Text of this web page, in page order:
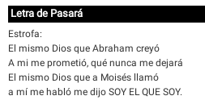
Letra de Pasará
Estrofa:
El mismo Dios que Abraham creyó
A mi me prometió, qué nunca me dejará
El mismo Dios que a Moisés llamó
a mí me habló me dijo SOY EL QUE SOY.